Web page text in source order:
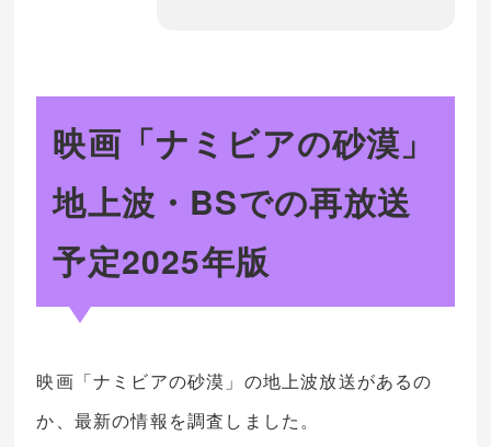
映画「ナミビアの砂漠 」
地上波・BSでの再放送
予定2025年版
映画「ナミビアの砂漠」の地上波放送があるの
か、最新の情報を調査しました。